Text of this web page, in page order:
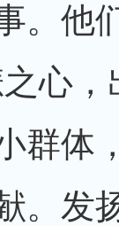
。他
心，
群体
。发